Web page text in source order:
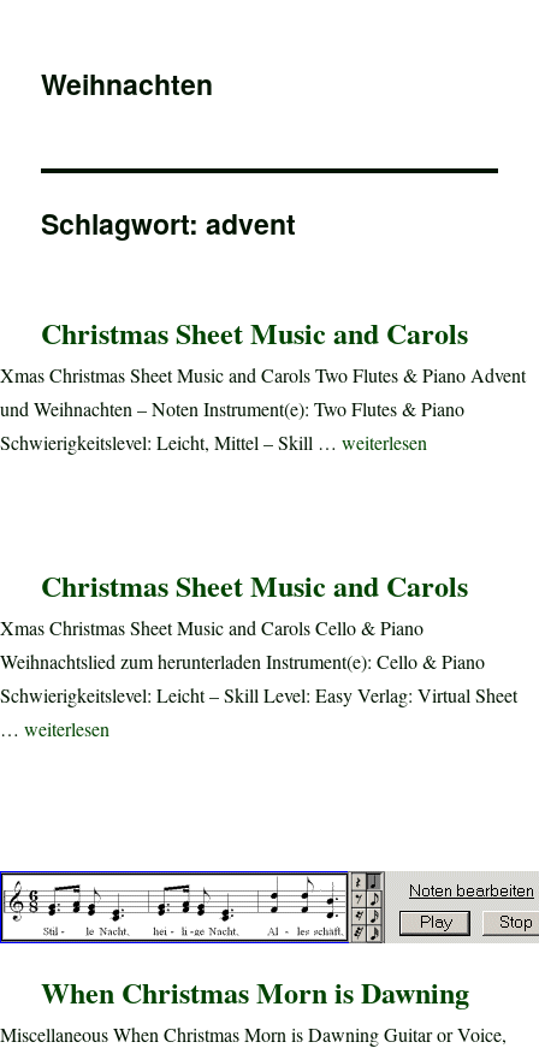
Weihnachten
Schlagwort:advent
Christmas Sheet Music and Carols
Xmas Christmas Sheet Music and Carols Two Flutes & Piano Advent
und Weihnachten – Noten Instrument(e): Two Flutes & Piano
Schwierigkeitslevel: Leicht, Mittel – Skill … „Christmas Sheet Music
weiterlesen
Christmas Sheet Music and Carols
Xmas Christmas Sheet Music and Carols Cello & Piano
Weihnachtslied zum herunterladen Instrument(e): Cello & Piano
Schwierigkeitslevel: Leicht – Skill Level: Easy Verlag: Virtual Sheet
… „Christmas Sheet Music and Carols“
weiterlesen
When Christmas Morn is Dawning
Miscellaneous When Christmas Morn is Dawning Guitar or Voice,